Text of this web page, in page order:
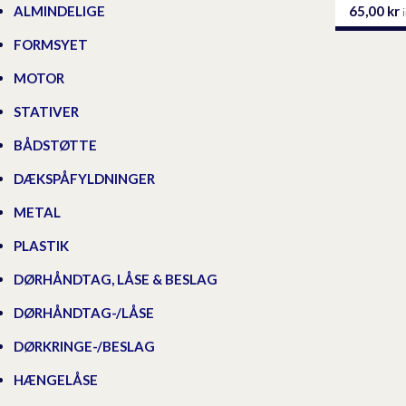
ALMINDELIGE
FORMSYET
MOTOR
STATIVER
BÅDSTØTTE
DÆKSPÅFYLDNINGER
METAL
PLASTIK
DØRHÅNDTAG, LÅSE & BESLAG
DØRHÅNDTAG-/LÅSE
DØRKRINGE-/BESLAG
HÆNGELÅSE
65,00 kr